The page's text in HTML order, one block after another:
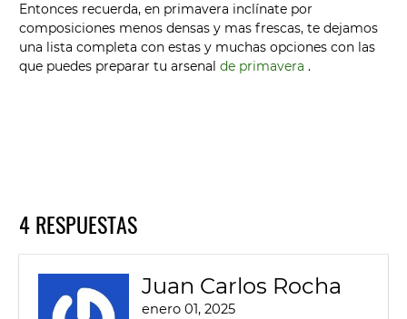
Entonces recuerda, en primavera inclínate por
composiciones menos densas y mas frescas, te dejamos
una lista completa con estas y muchas opciones con las
que puedes preparar tu arsenalde primavera.
4 RESPUESTAS
Juan Carlos Rocha
enero 01, 2025